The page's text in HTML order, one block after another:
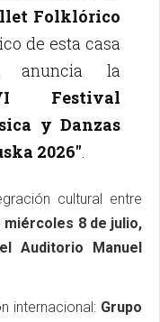
Folklórico
de esta casa
anuncia la
Festival
y Danzas
2026".
cultural entre
miércoles 8 de julio,
Auditorio Manuel
internacional: Grupo